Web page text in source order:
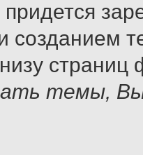
созданием
темы,